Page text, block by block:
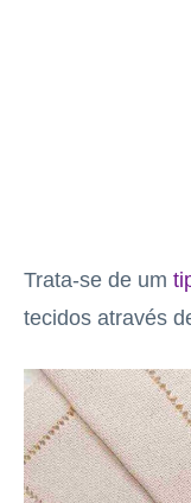
Trata-se de um
tecidos através